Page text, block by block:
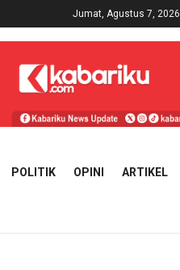
Jumat, Agustus 7, 2026
POLITIK OPINI ARTIKEL